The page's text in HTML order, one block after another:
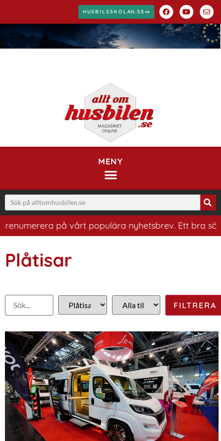
HUSBILSSKOLAN.SE
MENY
på vårt populära nyhetsbrev. Ett bra sätt att ha
Plåtisar